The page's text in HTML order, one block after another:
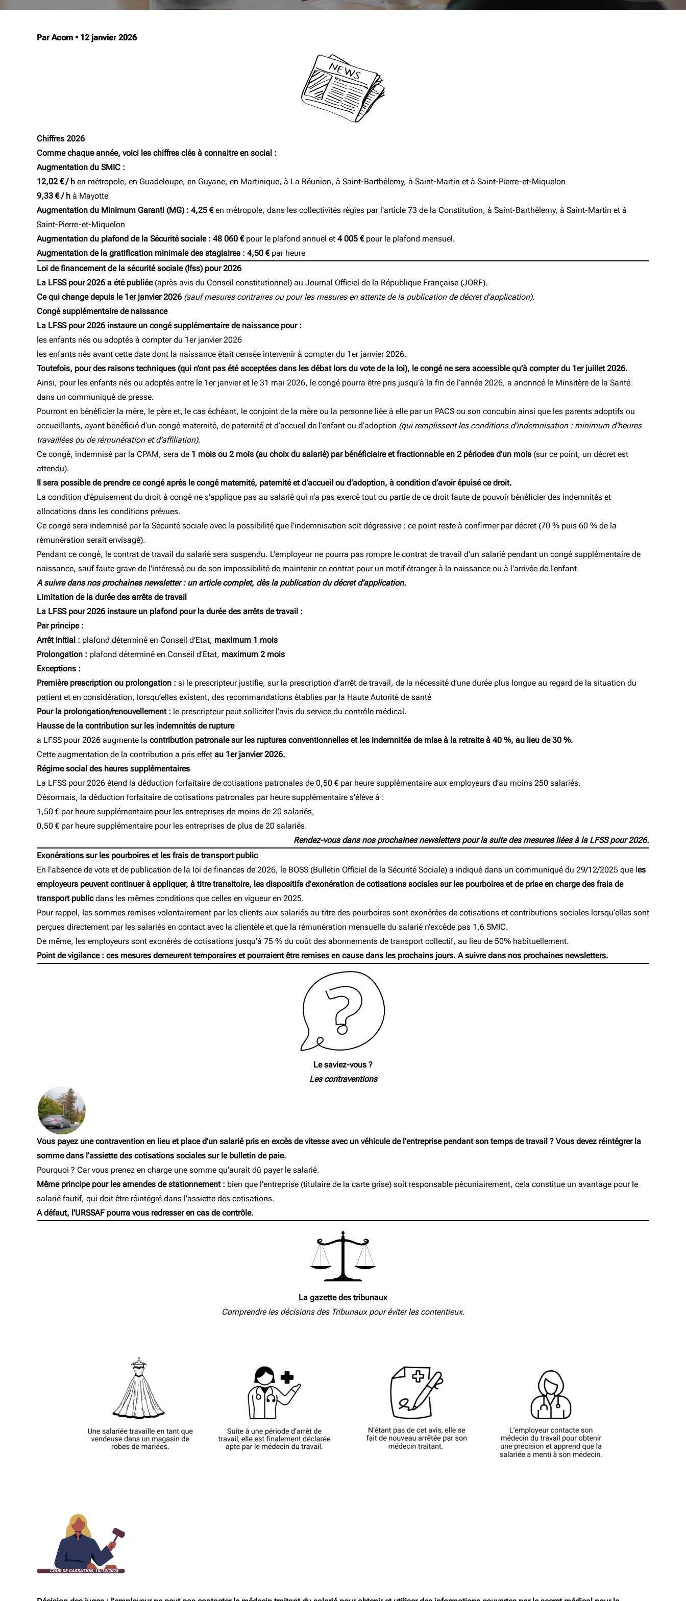
Par Acom • 12 janvier 2026
Chiffres 2026
Comme chaque année, voici les chiffres clés à connaitre en social :
Augmentation du SMIC :
12,02 € / h en métropole, en Guadeloupe, en Guyane, en Martinique, à La Réunion, à Saint-Barthélemy, à Saint-Martin et à Saint-Pierre-et-Miquelon
9,33 € / h à Mayotte
Augmentation du Minimum Garanti (MG) : 4,25 €en métropole, dans les collectivités régies par l'article 73 de la Constitution, à Saint-Barthélemy, à Saint-Martin et à
Saint-Pierre-et-Miquelon
Augmentation du plafond de la Sécurité sociale : 48 060 €pour le plafond annuel et 4 005 € pour le plafond mensuel.
Augmentation de la gratification minimale des stagiaires : 4,50 € par heure
Loi de financement de la sécurité sociale (lfss) pour 2026
La LFSS pour 2026 a été publiée(après avis du Conseil constitutionnel) au Journal Officiel de la République Française (JORF).
Ce qui change depuis le 1er janvier 2026 (sauf mesures contraires ou pour les mesures en attente de la publication de décret d’application).
Congé supplémentaire de naissance
La LFSS pour 2026 instaure un congé supplémentaire de naissance pour :
les enfants nés ou adoptés à compter du 1er janvier 2026
les enfants nés avant cette date dont la naissance était censée intervenir à compter du 1er janvier 2026.
Toutefois, pour des raisons techniques (qui n’ont pas été acceptées dans les débat lors du vote de la loi), le congé ne sera accessible qu’à compter du 1er juillet 2026.
Ainsi, pour les enfants nés ou adoptés entre le 1er janvier et le 31 mai 2026, le congé pourra être pris jusqu’à la fin de l’année 2026, a anonncé le Minsitère de la Santé
dans un communiqué de presse.
Pourront en bénéficier la mère, le père et, le cas échéant, le conjoint de la mère ou la personne liée à elle par un PACS ou son concubin ainsi que les parents adoptifs ou
accueillants, ayant bénéficié d’un congé maternité, de paternité et d’accueil de l’enfant ou d’adoption (qui remplissent les conditions d’indemnisation : minimum d’heures
travaillées ou de rémunération et d’affiliation).
Ce congé, indemnisé par la CPAM, sera de 1 mois ou 2 mois (au choix du salarié) par bénéficiaire et fractionnable en 2 périodes d’un mois (sur ce point, un décret est
attendu).
Il sera possible de prendre ce congé après le congé maternité, paternité et d’accueil ou d’adoption, à condition d’avoir épuisé ce droit.
La condition d’épuisement du droit à congé ne s’applique pas au salarié qui n’a pas exercé tout ou partie de ce droit faute de pouvoir bénéficier des indemnités et
allocations dans les conditions prévues.
Ce congé sera indemnisé par la Sécurité sociale avec la possibilité que l’indemnisation soit dégressive : ce point reste à confirmer par décret (70 % puis 60 % de la
rémunération serait envisagé).
Pendant ce congé, le contrat de travail du salarié sera suspendu. L’employeur ne pourra pas rompre le contrat de travail d'un salarié pendant un congé supplémentaire de
naissance, sauf faute grave de l'intéressé ou de son impossibilité de maintenir ce contrat pour un motif étranger à la naissance ou à l'arrivée de l'enfant.
A suivre dans nos prochaines newsletter : un article complet, dès la publication du décret d’application.
Limitation de la durée des arrêts de travail
La LFSS pour 2026 instaure un plafond pour la durée des arrêts de travail :
Par principe :
Arrêt initial : plafond déterminé en Conseil d’Etat, maximum 1 mois
Prolongation : plafond déterminé en Conseil d’Etat, maximum 2 mois
Exceptions :
Première prescription ou prolongation : si le prescripteur justifie, sur la prescription d’arrêt de travail, de la nécessité d’une durée plus longue au regard de la situation du
patient et en considération, lorsqu’elles existent, des recommandations établies par la Haute Autorité de santé
Pour la prolongation/renouvellement : le prescripteur peut solliciter l’avis du service du contrôle médical.
Hausse de la contribution sur les indemnités de rupture
a LFSS pour 2026 augmente la contribution patronale sur les ruptures conventionnelles et les indemnités de mise à la retraite à 40 %, au lieu de 30 %.
Cette augmentation de la contribution a pris effet au 1er janvier 2026.
Régime social des heures supplémentaires
La LFSS pour 2026 étend la déduction forfaitaire de cotisations patronales de 0,50 € par heure supplémentaire aux employeurs d’au moins 250 salariés.
Désormais, la déduction forfaitaire de cotisations patronales par heure supplémentaire s’élève à :
1,50 € par heure supplémentaire pour les entreprises de moins de 20 salariés,
0,50 € par heure supplémentaire pour les entreprises de plus de 20 salariés.
Rendez-vous dans nos prochaines newsletters pour la suite des mesures liées à la LFSS pour 2026.
Exonérations sur les pourboires et les frais de transport public
En l’absence de vote et de publication de la loi de finances de 2026, le BOSS (Bulletin Officiel de la Sécurité Sociale) a indiqué dans un communiqué du 29/12/2025 que les
employeurs peuvent continuer à appliquer, à titre transitoire, les dispositifs d’exonération de cotisations sociales sur les pourboires et de prise en charge des frais de
transport publicdans les mêmes conditions que celles en vigueur en 2025.
Pour rappel, les sommes remises volontairement par les clients aux salariés au titre des pourboires sont exonérées de cotisations et contributions sociales lorsqu’elles sont
perçues directement par les salariés en contact avec la clientèle et que la rémunération mensuelle du salarié n’excède pas 1,6 SMIC.
De même, les employeurs sont exonérés de cotisations jusqu’à 75 % du coût des abonnements de transport collectif, au lieu de 50% habituellement.
Point de vigilance : ces mesures demeurent temporaires et pourraient être remises en cause dans les prochains jours. A suivre dans nos prochaines newsletters.
Le saviez-vous ?
Les contraventions
Vous payez une contravention en lieu et place d'un salarié pris en excès de vitesse avec un véhicule de l'entreprise pendant son temps de travail ? Vous devez réintégrer la
somme dans l’assiette des cotisations sociales sur le bulletin de paie.
Pourquoi ? Car vous prenez en charge une somme qu’aurait dû payer le salarié.
Même principe pour les amendes de stationnement : bien que l'entreprise (titulaire de la carte grise) soit responsable pécuniairement, cela constitue un avantage pour le
salarié fautif, qui doit être réintégré dans l'assiette des cotisations.
A défaut, l'URSSAF pourra vous redresser en cas de contrôle.
La gazette des tribunaux
Comprendre les décisions des Tribunaux pour éviter les contentieux.